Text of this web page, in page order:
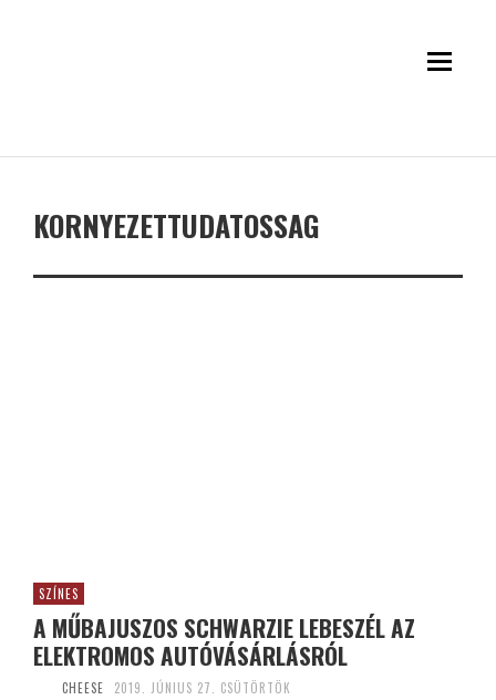
KORNYEZETTUDATOSSAG
SZÍNES
A MŰBAJUSZOS SCHWARZIE LEBESZÉL AZ
ELEKTROMOS AUTÓVÁSÁRLÁSRÓL
CHEESE 2019. JÚNIUS 27. CSÜTÖRTÖK